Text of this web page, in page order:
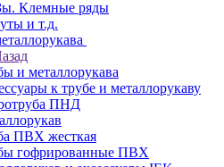
Клемные ряды
и т.д.
и металлорукава
к трубе и металлорукаву
ПНД
ПВХ жесткая
гофрированные ПВХ